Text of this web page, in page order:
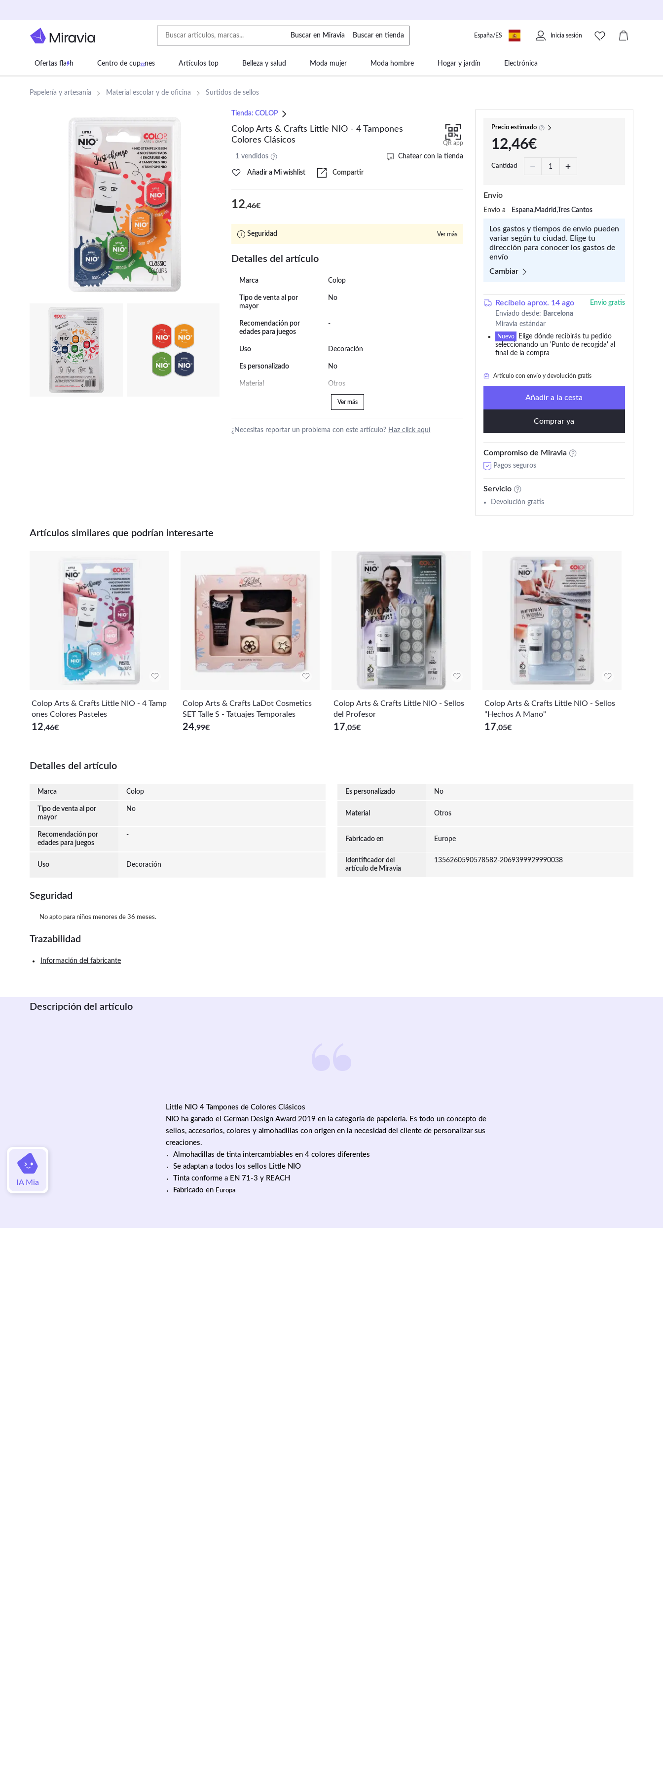
Buscar en Miravia Buscar en tienda España/ES Inicia sesión
Ofertas fla h Centro de cup nes Artículos top Belleza y salud Moda mujer Moda hombre Hogar y jardín Electrónica
Supermercado Juguetes Deportes Equipaje
Papelería y artesanía Material escolar y de oficina Surtidos de sellos
IA Mia
Tienda: COLOP
Colop Arts & Crafts Little NIO - 4 Tampones
Colores Clásicos
QR app
1 vendidos Chatear con la tienda
Añadir a Mi wishlist Compartir
12,46€
Seguridad Ver más
Detalles del artículo
Marca Colop
Tipo de venta al por
mayor
No
Recomendación por
edades para juegos
-
Uso Decoración
Es personalizado No
Material Otros
Ver más
¿Necesitas reportar un problema con este artículo? Haz click aquí
Precio estimado
12,46€
Cantidad
Envío
Envío a Espana,Madrid,Tres Cantos
Los gastos y tiempos de envío pueden
variar según tu ciudad. Elige tu
dirección para conocer los gastos de
envío
Cambiar
Recíbelo aprox. 14 ago
Envío gratis
Enviado desde: Barcelona
Miravia estándar
Nuevo
Elige dónde recibirás tu pedido
seleccionando un 'Punto de recogida' al
final de la compra
Artículo con envío y devolución gratis
Soloquedan 11en stock
Artículo con envío y devolución gratis
Añadir a la cesta
Comprar ya
Compromiso de Miravia
Pagos seguros
Servicio
Devolución gratis
Artículos similares que podrían interesarte
Colop Arts & Crafts Little NIO - 4 Tamp
ones Colores Pasteles
12,46€
Colop Arts & Crafts LaDot Cosmetics
SET Talle S - Tatuajes Temporales
24,99€
Colop Arts & Crafts Little NIO - Sellos
del Profesor
17,05€
Colop Arts & Crafts Little NIO - Sellos
"Hechos A Mano"
17,05€
Detalles del artículo
Marca Colop Es personalizado No
Tipo de venta al por
mayor
No
Material Otros
Recomendación por
edades para juegos
-
Fabricado en Europe
Uso Decoración
Identificador del
artículo de Miravia
1356260590578582-2069399929990038
Seguridad
No apto para niños menores de 36 meses.
Trazabilidad
Información del fabricante
Descripción del artículo
Little NIO 4 Tampones de Colores Clásicos
NIO ha ganado el German Design Award 2019 en la categoría de papelería. Es todo un concepto de
sellos, accesorios, colores y almohadillas con origen en la necesidad del cliente de personalizar sus
creaciones.
Almohadillas de tinta intercambiables en 4 colores diferentes
Se adaptan a todos los sellos Little NIO
Tinta conforme a EN 71-3 y REACH
Fabricado en Europa